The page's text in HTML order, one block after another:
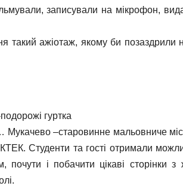
записували на мікрофон,
такий ажіотаж, якому би позаздрили
гуртка
Мукачево –старовинне мальовниче
Студенти та гості отримали
почути і побачити цікаві сторінки з